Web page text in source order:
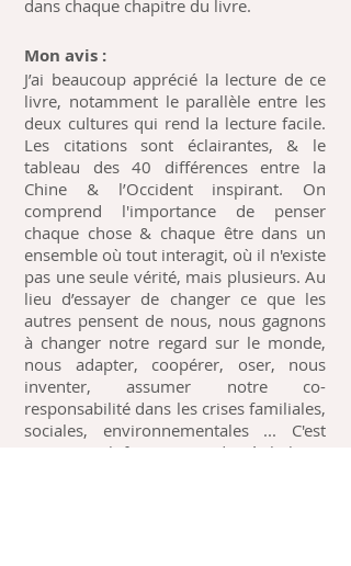
dans chaque chapitre du livre.
Mon avis :
J’ai beaucoup apprécié la lecture de ce
livre, notamment le parallèle entre les
deux cultures qui rend la lecture facile.
Les citations sont éclairantes, & le
tableau des 40 différences entre la
Chine & l’Occident inspirant. On
comprend l'importance de penser
chaque chose & chaque être dans un
ensemble où tout interagit, où il n'existe
pas une seule vérité, mais plusieurs. Au
lieu d’essayer de changer ce que les
autres pensent de nous, nous gagnons
à changer notre regard sur le monde,
nous adapter, coopérer, oser, nous
inventer, assumer notre co-
responsabilité dans les crises familiales,
sociales, environnementales ... C'est
pourquoi il faut apprendre à balayer